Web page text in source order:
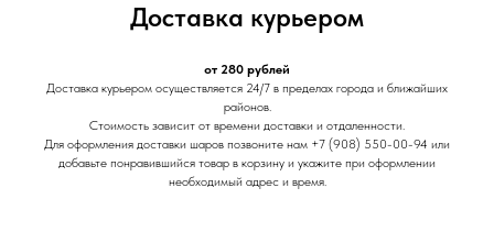
Доставка курьером
от 280 рублей
Доставка курьером осуществляется 24/7 в пределах города и ближайших
районов.
Стоимость зависит от времени доставки и отдаленности.
Для оформления доставки шаров позвоните нам +7 (908) 550-00-94 или
добавьте понравившийся товар в корзину и укажите при оформлении
необходимый адрес и время.